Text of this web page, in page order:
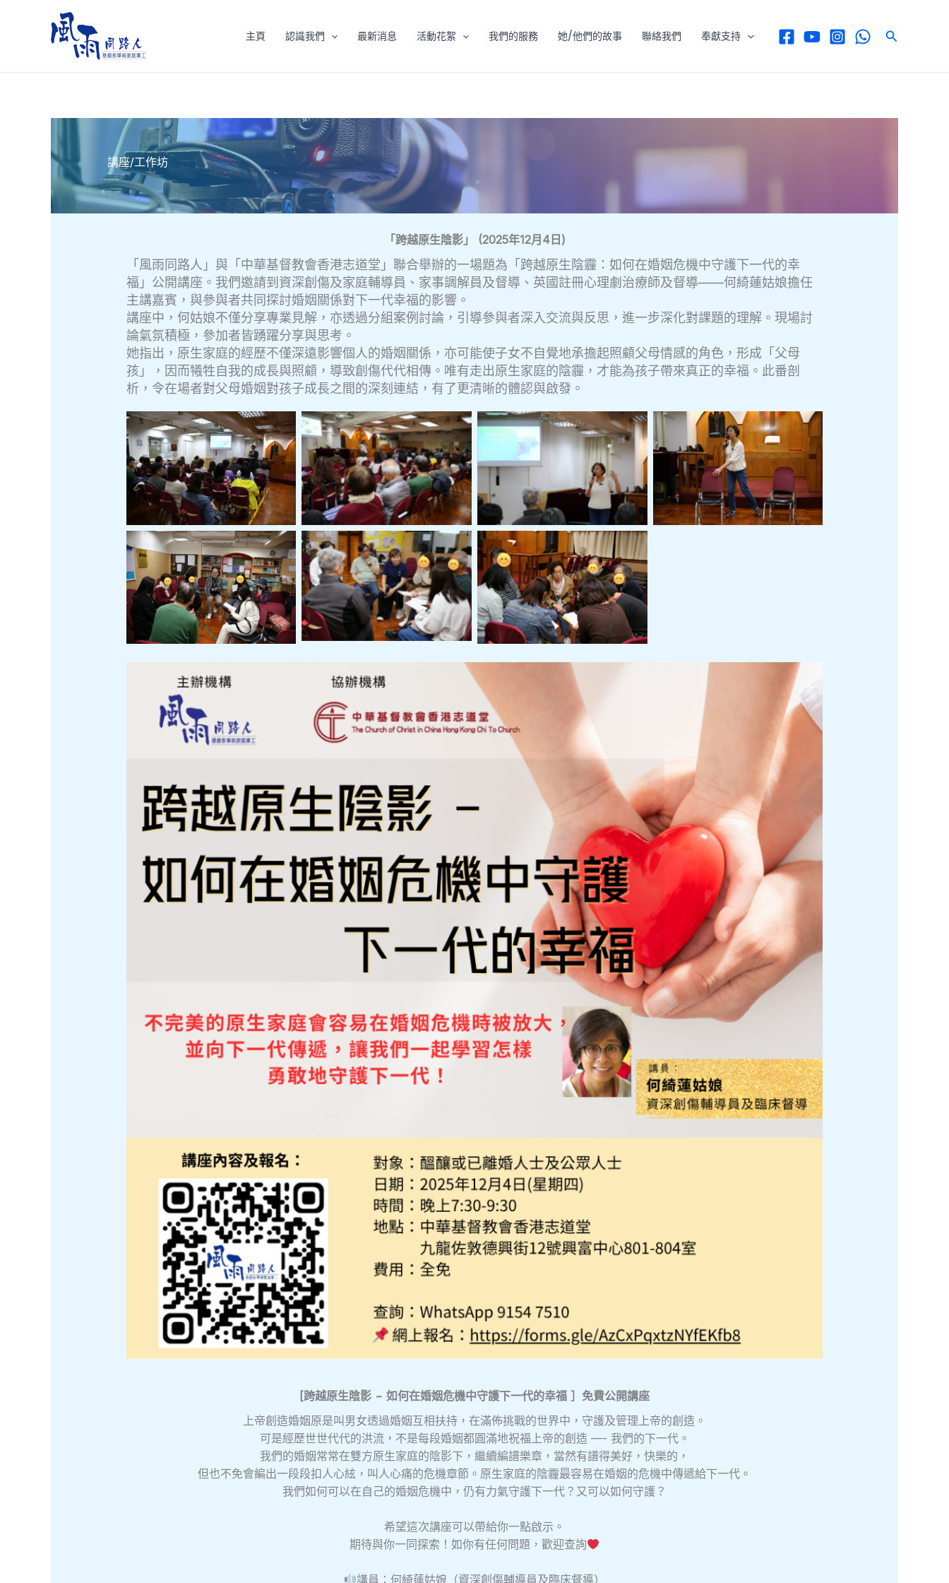
主頁 認識我們 最新消息 活動花絮 我們的服務 她/他們的故事 聯絡我們 奉獻支持 Search
講座/工作坊
「跨越原生陰影」 (2025年12月4日)
「風雨同路人」與「中華基督教會香港志道堂」聯合舉辦的一場題為「跨越原生陰霾：如何在婚姻危機中守護下一代的幸
福」公開講座。我們邀請到資深創傷及家庭輔導員、家事調解員及督導、英國註冊心理劇治療師及督導——何綺蓮姑娘擔任
主講嘉賓，與參與者共同探討婚姻關係對下一代幸福的影響。
講座中，何姑娘不僅分享專業見解，亦透過分組案例討論，引導參與者深入交流與反思，進一步深化對課題的理解。現場討
論氣氛積極，參加者皆踴躍分享與思考。
她指出，原生家庭的經歷不僅深遠影響個人的婚姻關係，亦可能使子女不自覺地承擔起照顧父母情感的角色，形成「父母
孩」，因而犧牲自我的成長與照顧，導致創傷代代相傳。唯有走出原生家庭的陰霾，才能為孩子帶來真正的幸福。此番剖
析，令在場者對父母婚姻對孩子成長之間的深刻連結，有了更清晰的體認與啟發。
[跨越原生陰影 − 如何在婚姻危機中守護下一代的幸福 ］ 免費公開講座
上帝創造婚姻原是叫男女透過婚姻互相扶持，在滿佈挑戰的世界中，守護及管理上帝的創造。
可是經歷世世代代的洪流，不是每段婚姻都圓滿地祝福上帝的創造 —- 我們的下一代。
我們的婚姻常常在雙方原生家庭的陰影下，繼續編譜樂章，當然有譜得美好，快樂的，
但也不免會編出一段段扣人心絃，叫人心痛的危機章節。原生家庭的陰霾最容易在婚姻的危機中傳遞給下一代。
我們如何可以在自己的婚姻危機中，仍有力氣守護下一代？又可以如何守護？
希望這次講座可以帶給你一點啟示。
期待與你一同探索！如你有任何問題，歡迎查詢
講員：何綺蓮姑娘（資深創傷輔導員及臨床督導）